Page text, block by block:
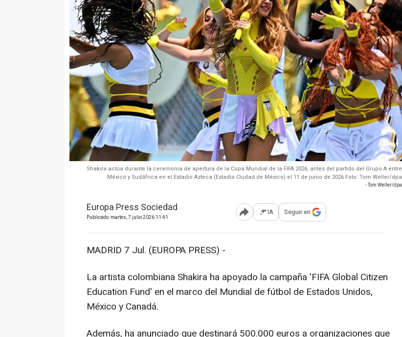
Shakira actúa durante la ceremonia de apertura de la Copa Mundial de la FIFA 2026, antes del partido del Grupo A entre
México y Sudáfrica en el Estadio Azteca (Estadio Ciudad de México) el 11 de junio de 2026 Foto: Tom Weller/dpa
- Tom Weller/dpa
Europa Press Sociedad
Publicado: martes, 7 julio 2026 11:41 Abrir opciones para compartir
IA Seguir en
MADRID 7 Jul. (EUROPA PRESS) -
La artista colombiana Shakira ha apoyado la campaña 'FIFA Global Citizen
Education Fund' en el marco del Mundial de fútbol de Estados Unidos,
México y Canadá.
Además, ha anunciado que destinará 500.000 euros a organizaciones que